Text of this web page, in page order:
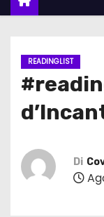
READINGLIST
Di